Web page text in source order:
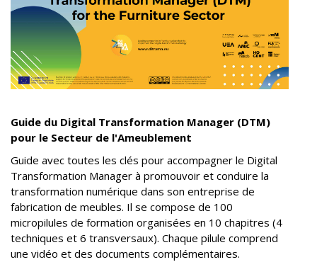
Guide du Digital Transformation Manager (DTM)
pour le Secteur de l'Ameublement
Guide avec toutes les clés pour accompagner le Digital
Transformation Manager à promouvoir et conduire la
transformation numérique dans son entreprise de
fabrication de meubles. Il se compose de 100
micropilules de formation organisées en 10 chapitres (4
techniques et 6 transversaux). Chaque pilule comprend
une vidéo et des documents complémentaires.